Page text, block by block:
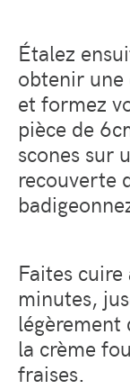
Étalez
obtenir une
et formez
pièce de
scones sur
recouverte
Faites
minutes,
légèrement
la crème
fraises.